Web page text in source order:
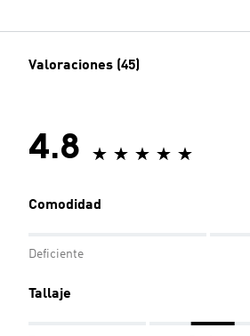
Valoraciones (45)
4.8
Comodidad
Deficiente
Tallaje